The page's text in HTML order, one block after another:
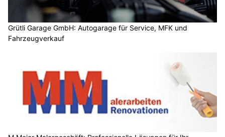
Grütli Garage GmbH: Autogarage für Service, MFK und
Fahrzeugverkauf